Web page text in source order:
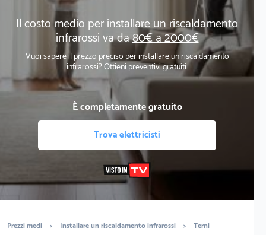
Il costo medio per installare un riscaldamento
infrarossi va da80€ a 2000€
Vuoi sapere il prezzo preciso per installare un riscaldamento
infrarossi? Ottieni preventivi gratuiti.
È completamente gratuito
Trova elettricisti
Prezzi medi > Installare un riscaldamento infrarossi > Terni